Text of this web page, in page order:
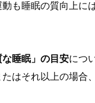
動も睡眠の質向上に
な睡眠」の目安につ
たはそれ以上の場合